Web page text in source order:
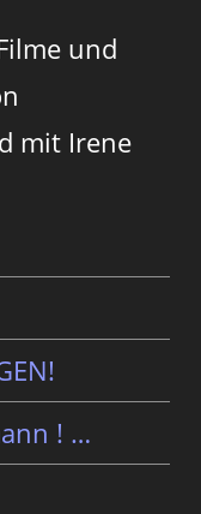
und
mit Irene
! …